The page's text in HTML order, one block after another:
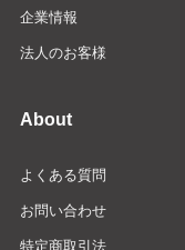
企業情報
法人のお客様
About
よくある質問
お問い合わせ
特定商取引法